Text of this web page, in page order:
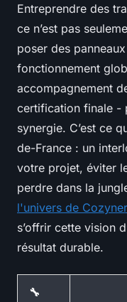
Entreprendre des
ce n’est pas
poser des
fonctionnement
accompagnement
certification finale -
synergie. C’est ce
de-France : un
votre projet, éviter
perdre dans la
l'univers de
s’offrir cette vision
résultat durable.
🔧